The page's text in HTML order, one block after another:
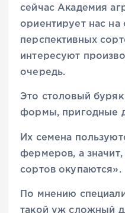
сейчас Академия
ориентирует нас на
перспективных
интересуют
очередь.
Это столовый
формы, пригодные
Их семена
фермеров, а значит,
сортов окупаются».
По мнению
такой уж сложный